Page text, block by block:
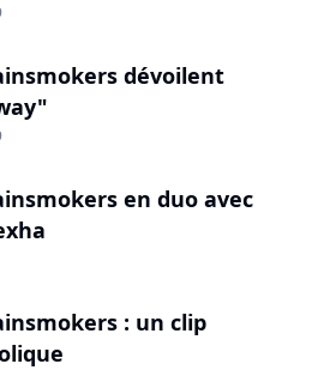
dévoilent
en duo avec
: un clip